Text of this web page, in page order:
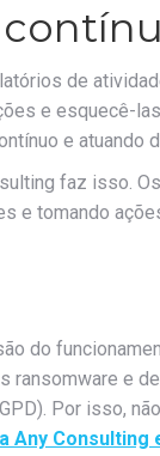
de
e esquecê-
e atuando
faz isso.
e tomando
do
ransomware e
Por isso,
Any Consulting